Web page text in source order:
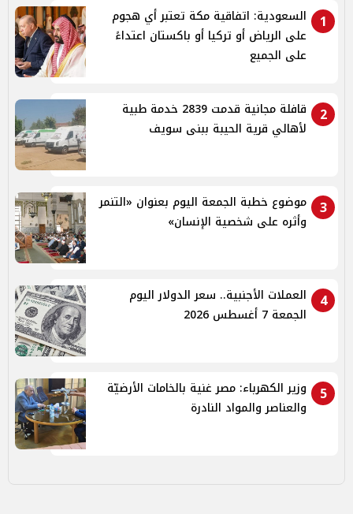
1
السعودية: اتفاقية مكة تعتبر أي هجوم
على الرياض أو تركيا أو باكستان اعتداءً
على الجميع
2
قافلة مجانية قدمت 2839 خدمة طبية
لأهالي قرية الحيبة ببنى سويف
3
موضوع خطبة الجمعة اليوم بعنوان «التنمر
وأثره على شخصية الإنسان»
4
العملات الأجنبية.. سعر الدولار اليوم
الجمعة 7 أغسطس 2026
5
وزير الكهرباء: مصر غنية بالخامات الأرضيّة
والعناصر والمواد النادرة